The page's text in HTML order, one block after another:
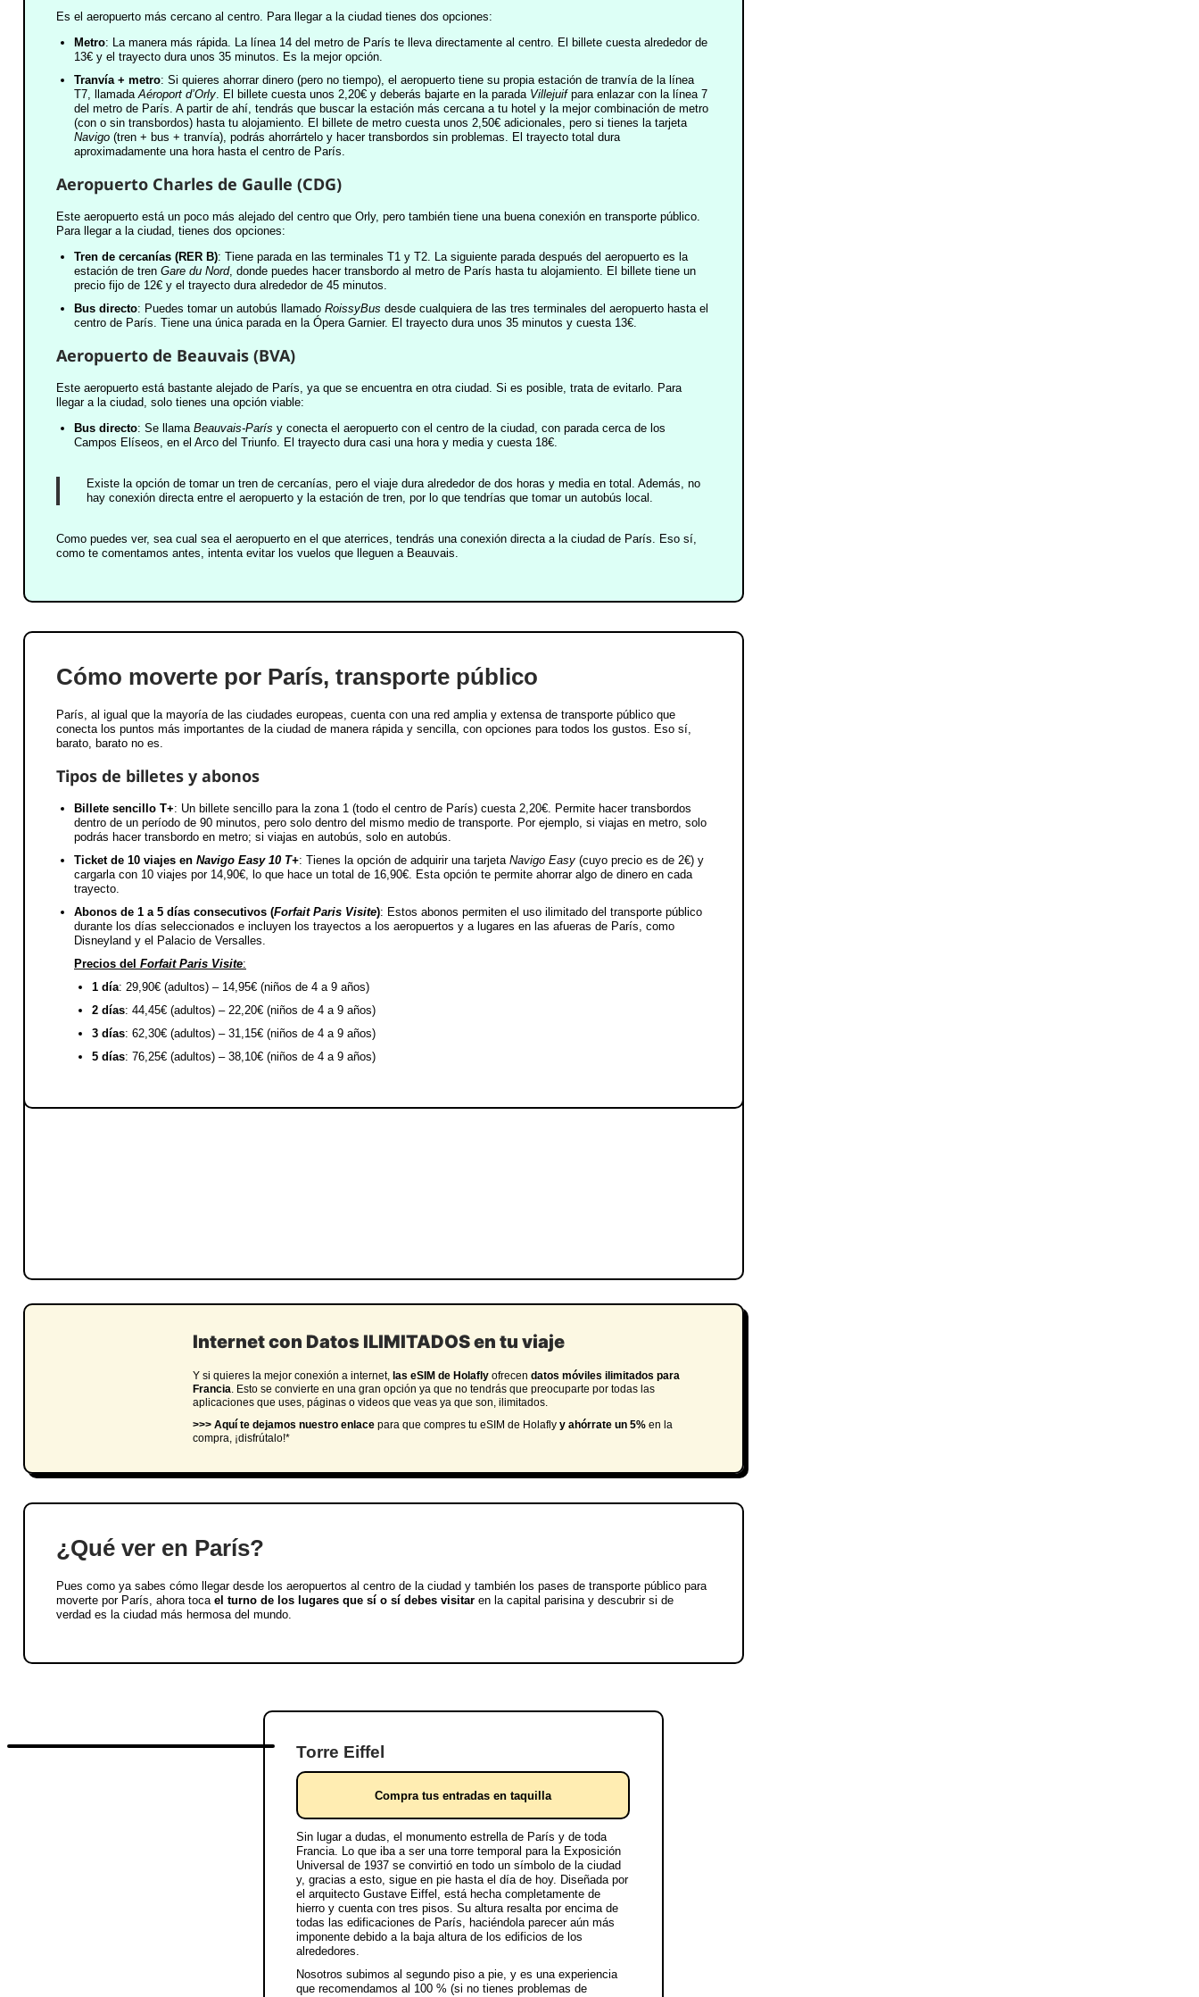
Es el aeropuerto más cercano al centro. Para llegar a la ciudad tienes dos opciones:
Metro: La manera más rápida. La línea 14 del metro de París te lleva directamente al centro. El billete cuesta alrededor de
13€ y el trayecto dura unos 35 minutos. Es la mejor opción.
Tranvía + metro: Si quieres ahorrar dinero (pero no tiempo), el aeropuerto tiene su propia estación de tranvía de la línea
T7, llamadaAéroport d’Orly. El billete cuesta unos 2,20€ y deberás bajarte en la parada Villejuifpara enlazar con la línea 7
del metro de París. A partir de ahí, tendrás que buscar la estación más cercana a tu hotel y la mejor combinación de metro
(con o sin transbordos) hasta tu alojamiento. El billete de metro cuesta unos 2,50€ adicionales, pero si tienes la tarjeta
Navigo (tren + bus + tranvía), podrás ahorrártelo y hacer transbordos sin problemas. El trayecto total dura
aproximadamente una hora hasta el centro de París.
Aeropuerto Charles de Gaulle (CDG)
Este aeropuerto está un poco más alejado del centro que Orly, pero también tiene una buena conexión en transporte público.
Para llegar a la ciudad, tienes dos opciones:
Tren de cercanías (RER B): Tiene parada en las terminales T1 y T2. La siguiente parada después del aeropuerto es la
estación de tren Gare du Nord, donde puedes hacer transbordo al metro de París hasta tu alojamiento. El billete tiene un
precio fijo de 12€ y el trayecto dura alrededor de 45 minutos.
Bus directo: Puedes tomar un autobús llamado RoissyBus desde cualquiera de las tres terminales del aeropuerto hasta el
centro de París. Tiene una única parada en la Ópera Garnier. El trayecto dura unos 35 minutos y cuesta 13€.
Aeropuerto de Beauvais (BVA)
Este aeropuerto está bastante alejado de París, ya que se encuentra en otra ciudad. Si es posible, trata de evitarlo. Para
llegar a la ciudad, solo tienes una opción viable:
Bus directo: Se llama Beauvais-París y conecta el aeropuerto con el centro de la ciudad, con parada cerca de los
Campos Elíseos, en el Arco del Triunfo. El trayecto dura casi una hora y media y cuesta 18€.
Existe la opción de tomar un tren de cercanías, pero el viaje dura alrededor de dos horas y media en total. Además, no
hay conexión directa entre el aeropuerto y la estación de tren, por lo que tendrías que tomar un autobús local.
Como puedes ver, sea cual sea el aeropuerto en el que aterrices, tendrás una conexión directa a la ciudad de París. Eso sí,
como te comentamos antes, intenta evitar los vuelos que lleguen a Beauvais.
Cómo moverte por París, transporte público
París, al igual que la mayoría de las ciudades europeas, cuenta con una red amplia y extensa de transporte público que
conecta los puntos más importantes de la ciudad de manera rápida y sencilla, con opciones para todos los gustos. Eso sí,
barato, barato no es.
Tipos de billetes y abonos
Billete sencillo T+: Un billete sencillo para la zona 1 (todo el centro de París) cuesta 2,20€. Permite hacer transbordos
dentro de un período de 90 minutos, pero solo dentro del mismo medio de transporte. Por ejemplo, si viajas en metro, solo
podrás hacer transbordo en metro; si viajas en autobús, solo en autobús.
Ticket de 10 viajes en Navigo Easy 10 T+: Tienes la opción de adquirir una tarjeta Navigo Easy (cuyo precio es de 2€) y
cargarla con 10 viajes por 14,90€, lo que hace un total de 16,90€. Esta opción te permite ahorrar algo de dinero en cada
trayecto.
Abonos de 1 a 5 días consecutivos (Forfait Paris Visite): Estos abonos permiten el uso ilimitado del transporte público
durante los días seleccionados e incluyen los trayectos a los aeropuertos y a lugares en las afueras de París, como
Disneyland y el Palacio de Versalles.
Precios del Forfait Paris Visite:
1 día: 29,90€ (adultos) – 14,95€ (niños de 4 a 9 años)
2 días: 44,45€ (adultos) – 22,20€ (niños de 4 a 9 años)
3 días: 62,30€ (adultos) – 31,15€ (niños de 4 a 9 años)
5 días: 76,25€ (adultos) – 38,10€ (niños de 4 a 9 años)
Internet con Datos ILIMITADOS en tu viaje
Y si quieres la mejor conexión a internet, las eSIM de Holaflyofrecen datos móviles ilimitados para
Francia. Esto se convierte en una gran opción ya que no tendrás que preocuparte por todas las
aplicaciones que uses, páginas o videos que veas ya que son, ilimitados.
>>> Aquí te dejamos nuestro enlace para que compres tu eSIM de Holafly y ahórrate un 5%en la
compra, ¡disfrútalo!*
¿Qué ver en París?
Pues como ya sabes cómo llegar desde los aeropuertos al centro de la ciudad y también los pases de transporte público para
moverte por París, ahora toca el turno de los lugares que sí o sí debes visitar en la capital parisina y descubrir si de
verdad es la ciudad más hermosa del mundo.
Torre Eiffel
Compra tus entradas en taquilla
Sin lugar a dudas, el monumento estrella de París y de toda
Francia. Lo que iba a ser una torre temporal para la Exposición
Universal de 1937 se convirtió en todo un símbolo de la ciudad
y, gracias a esto, sigue en pie hasta el día de hoy. Diseñada por
el arquitecto Gustave Eiffel, está hecha completamente de
hierro y cuenta con tres pisos. Su altura resalta por encima de
todas las edificaciones de París, haciéndola parecer aún más
imponente debido a la baja altura de los edificios de los
alrededores.
Nosotros subimos al segundo piso a pie, y es una experiencia
que recomendamos al 100 % (si no tienes problemas de